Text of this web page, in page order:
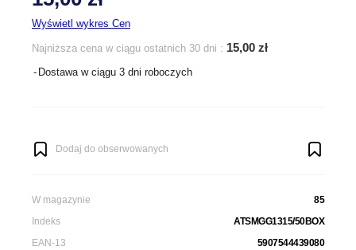
Wyświetl wykres Cen
Najniższa cena w ciągu ostatnich 30 dni : 15,00 zł
Dostawa w ciągu 3 dni roboczych
Dodaj do obserwowanych
W magazynie
85
Indeks
ATSMGG1315/50BOX
EAN-13
5907544439080